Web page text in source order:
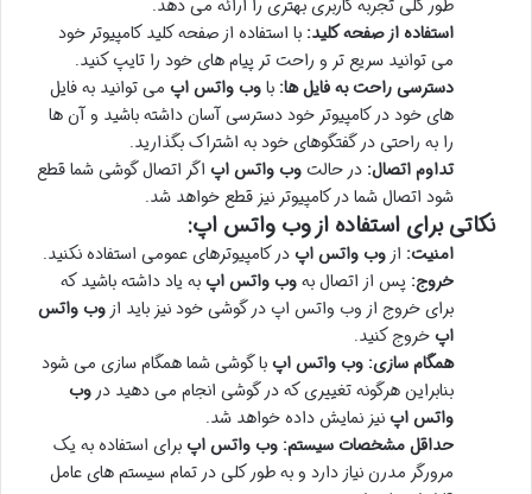
طور کلی تجربه کاربری بهتری را ارائه می دهد.
استفاده از صفحه کلید: با استفاده از صفحه کلید کامپیوتر خود
می توانید سریع تر و راحت تر پیام های خود را تایپ کنید.
دسترسی راحت به فایل ها: باوب واتس اپ می توانید به فایل
های خود در کامپیوتر خود دسترسی آسان داشته باشید و آن ها
را به راحتی در گفتگوهای خود به اشتراک بگذارید.
تداوم اتصال: در حالتوب واتس اپ اگر اتصال گوشی شما قطع
شود اتصال شما در کامپیوتر نیز قطع خواهد شد.
نکاتی برای استفاده از وب واتس اپ:
امنیت: از وب واتس اپدر کامپیوترهای عمومی استفاده نکنید.
خروج: پس از اتصال بهوب واتس اپبه یاد داشته باشید که
برای خروج از وب واتس اپ در گوشی خود نیز باید از وب واتس
اپخروج کنید.
همگام سازی: وب واتس اپبا گوشی شما همگام سازی می شود
بنابراین هرگونه تغییری که در گوشی انجام می دهید در وب
واتس اپنیز نمایش داده خواهد شد.
حداقل مشخصات سیستم: وب واتس اپبرای استفاده به یک
مرورگر مدرن نیاز دارد و به طور کلی در تمام سیستم های عامل